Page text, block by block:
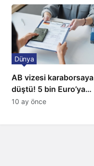
AB vizesi karaborsaya
düştü! 5 bin Euro’ya
varan fiyatlarla
Dünya
10 ay önce